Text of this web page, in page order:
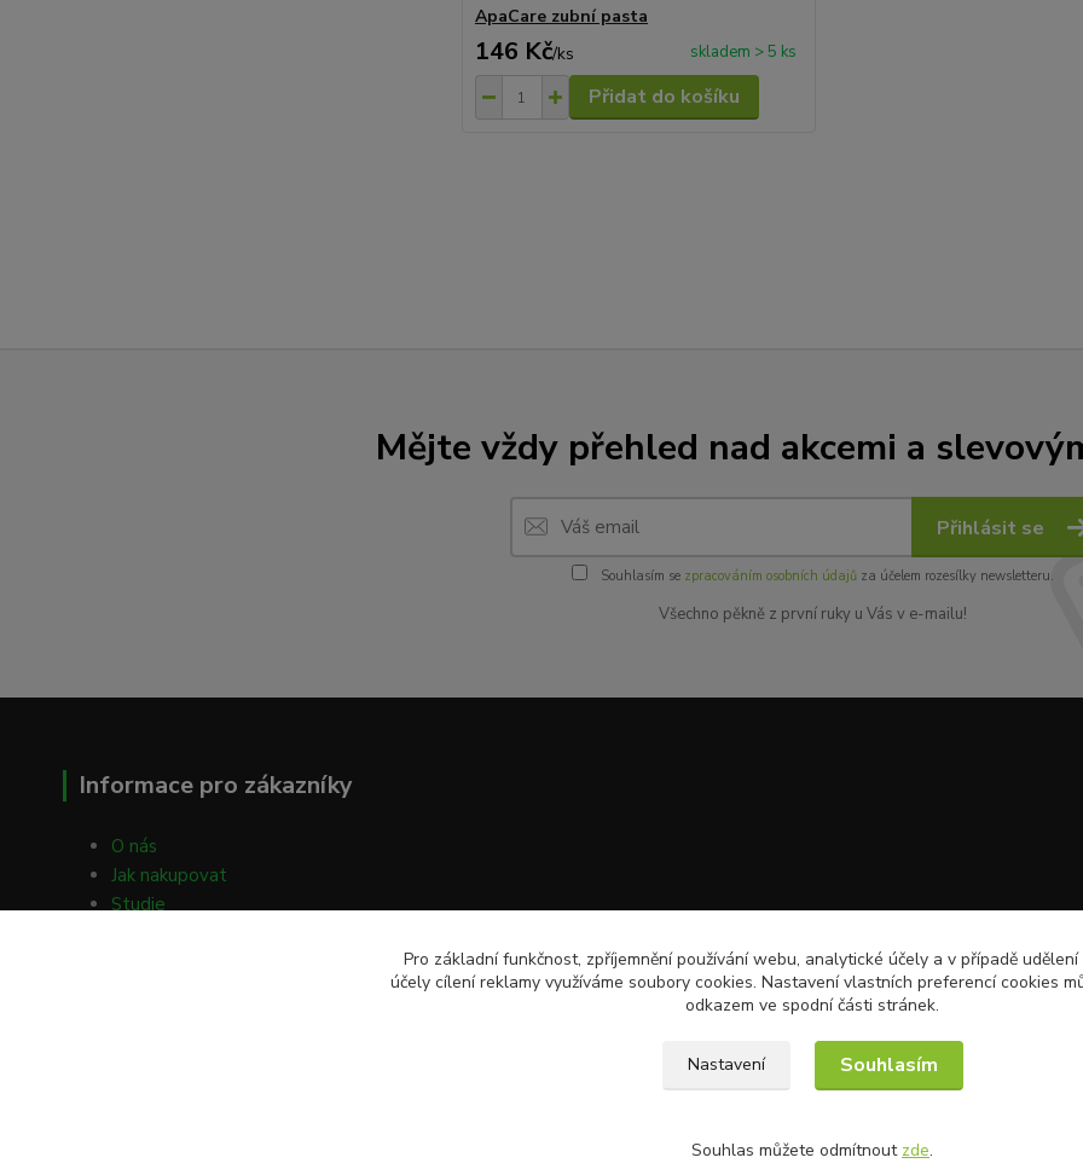
ApaCare zubní pasta
146 Kč/ks skladem > 5 ks
Přidat do košíku
Mějte vždy přehled nad akcemi a
Přihlásit se
Souhlasím se zpracováním osobních údajůza účelem rozesílky newsletteru.
Všechno pěkně z první ruky u Vás v e-mailu!
Informace pro zákazníky
O nás
Jak nakupovat
Studie
Pro základní funkčnost, zpříjemnění používání webu, analytické účely a v případě
účely cílení reklamy využíváme soubory cookies. Nastavení vlastních preferencí cookies
odkazem ve spodní části stránek.
Nastavení Souhlasím
Souhlas můžete odmítnout zde.